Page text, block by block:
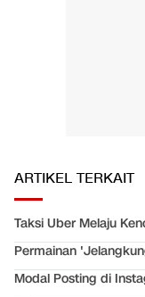
ARTIKEL TERKAIT
Taksi Uber Melaju
Permainan
Modal Posting di